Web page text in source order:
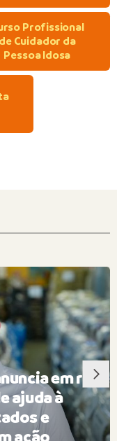
Profissional
de Cuidador da
Pessoa Idosa
em rede
ajuda à
e